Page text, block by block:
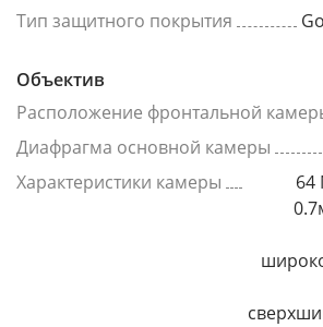
Тип защитного покрытия
Объектив
Расположение фронтальной
Диафрагма основной камеры
Характеристики камеры
64